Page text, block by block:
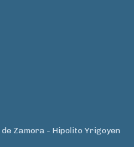
Zamora - Hipolito Yrigoyen